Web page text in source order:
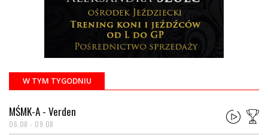
W TYM TYGODNIU
MŚMK-A - Verden
06.08 - 09.08